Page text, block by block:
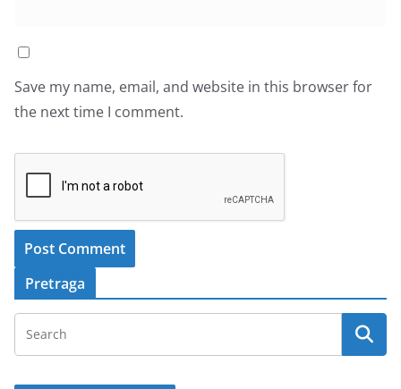
Save my name, email, and website in this browser for
the next time I comment.
Pretraga